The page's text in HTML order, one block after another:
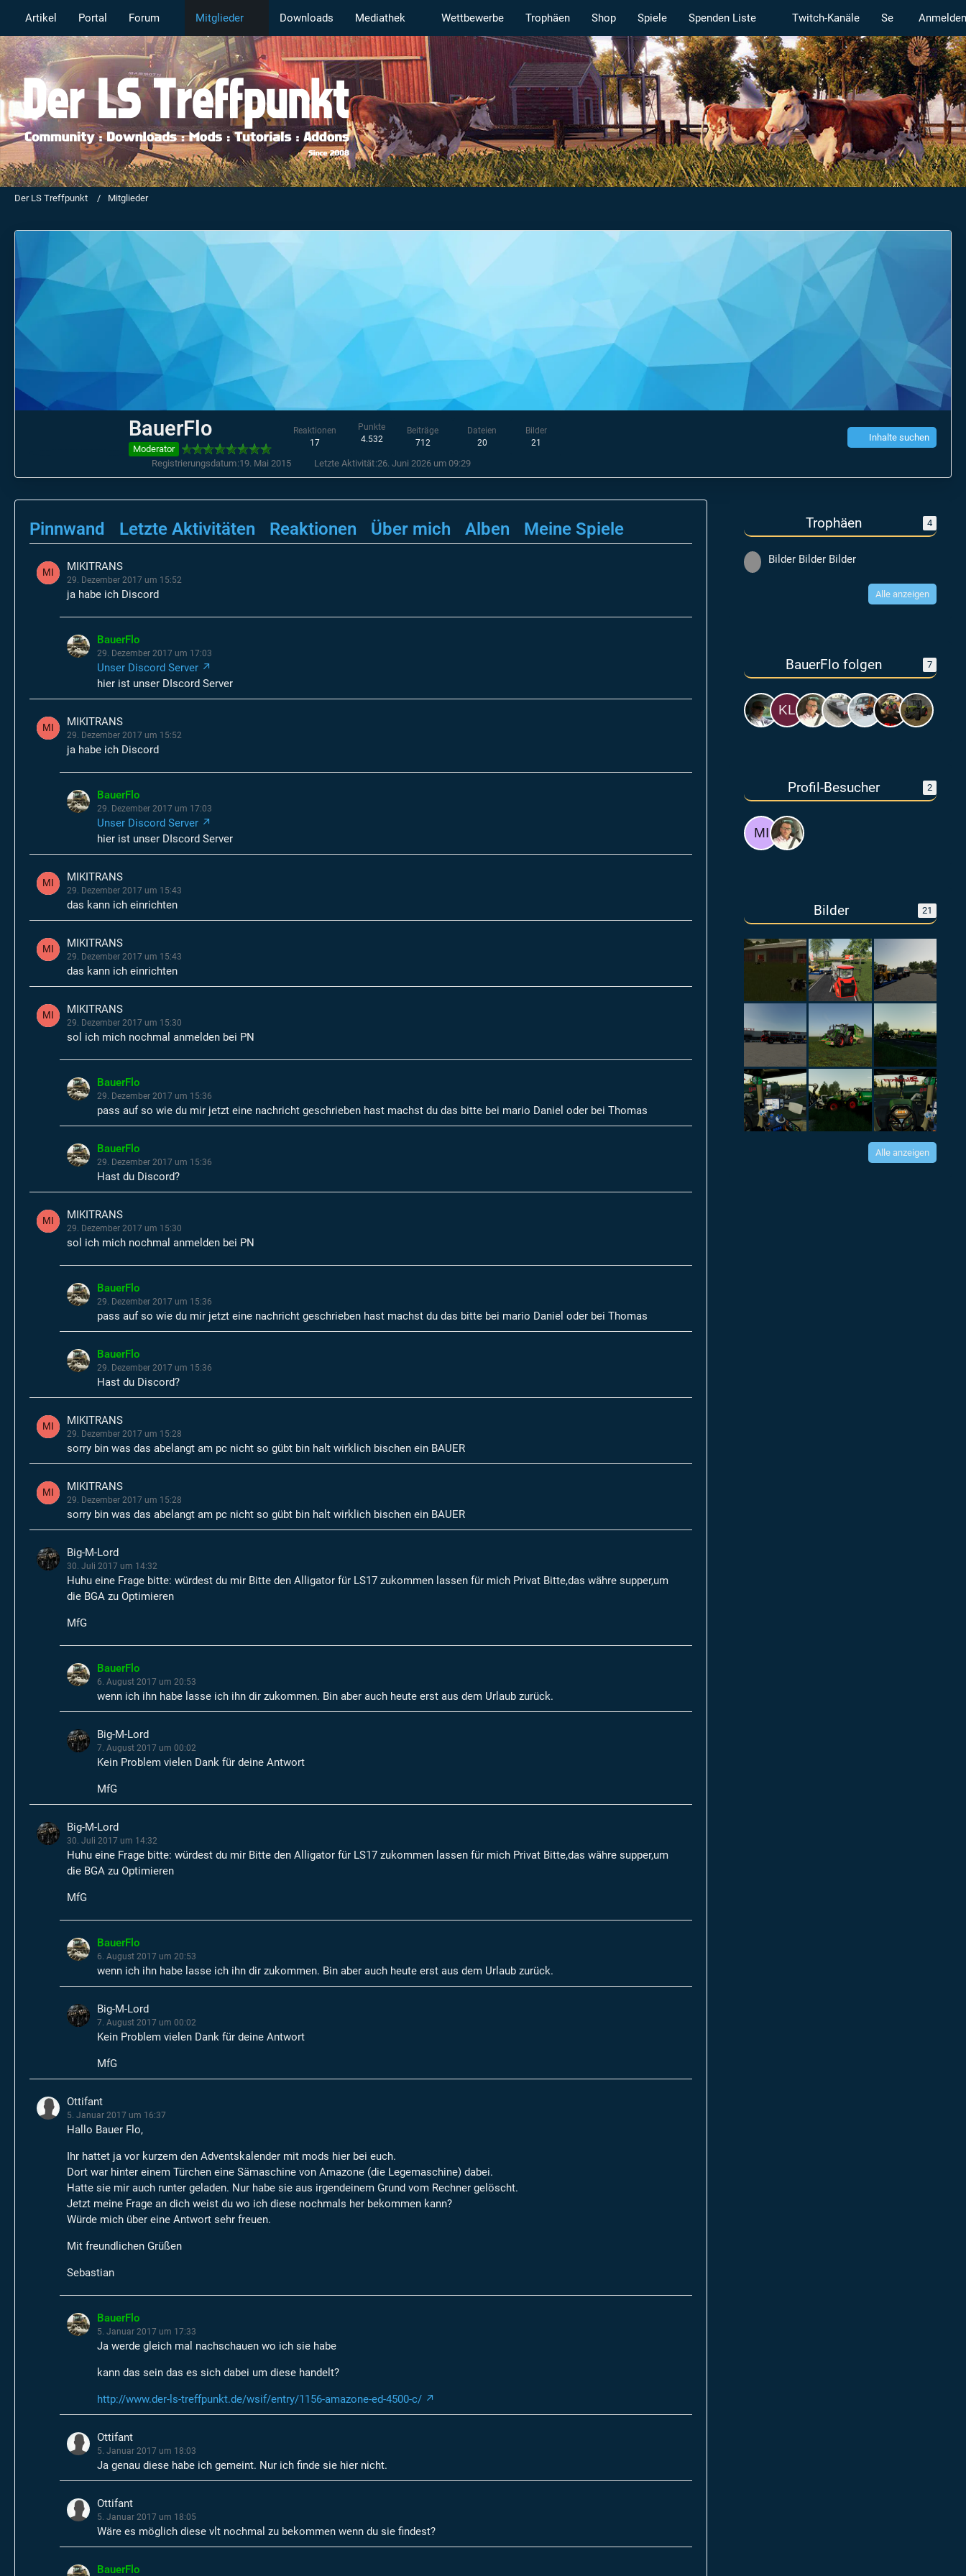
Artikel Portal Forum Mitglieder Downloads Mediathek Wettbewerbe Trophäen Shop Spiele Spenden Liste Twitch-Kanäle ServerstatusAnmelden
Der LS Treffpunkt Mitglieder
BauerFlo
Moderator
Reaktionen
17
Punkte
4.532
Beiträge
712
Dateien
20
Bilder
21
Inhalte suchen
Registrierungsdatum 19. Mai 2015 Letzte Aktivität 26. Juni 2026 um 09:29
Pinnwand Letzte Aktivitäten Reaktionen Über mich Alben Meine Spiele
MIKITRANS
29. Dezember 2017 um 15:52
ja habe ich Discord
BauerFlo
29. Dezember 2017 um 17:03
Unser Discord Server
hier ist unser DIscord Server
MIKITRANS
29. Dezember 2017 um 15:52
ja habe ich Discord
BauerFlo
29. Dezember 2017 um 17:03
Unser Discord Server
hier ist unser DIscord Server
MIKITRANS
29. Dezember 2017 um 15:43
das kann ich einrichten
MIKITRANS
29. Dezember 2017 um 15:43
das kann ich einrichten
MIKITRANS
29. Dezember 2017 um 15:30
sol ich mich nochmal anmelden bei PN
BauerFlo
29. Dezember 2017 um 15:36
pass auf so wie du mir jetzt eine nachricht geschrieben hast machst du das bitte bei mario Daniel oder bei Thomas
BauerFlo
29. Dezember 2017 um 15:36
Hast du Discord?
MIKITRANS
29. Dezember 2017 um 15:30
sol ich mich nochmal anmelden bei PN
BauerFlo
29. Dezember 2017 um 15:36
pass auf so wie du mir jetzt eine nachricht geschrieben hast machst du das bitte bei mario Daniel oder bei Thomas
BauerFlo
29. Dezember 2017 um 15:36
Hast du Discord?
MIKITRANS
29. Dezember 2017 um 15:28
sorry bin was das abelangt am pc nicht so gübt bin halt wirklich bischen ein BAUER
MIKITRANS
29. Dezember 2017 um 15:28
sorry bin was das abelangt am pc nicht so gübt bin halt wirklich bischen ein BAUER
Big-M-Lord
30. Juli 2017 um 14:32
Huhu eine Frage bitte: würdest du mir Bitte den Alligator für LS17 zukommen lassen für mich Privat Bitte,das währe supper,um
die BGA zu Optimieren
MfG
BauerFlo
6. August 2017 um 20:53
wenn ich ihn habe lasse ich ihn dir zukommen. Bin aber auch heute erst aus dem Urlaub zurück.
Big-M-Lord
7. August 2017 um 00:02
Kein Problem vielen Dank für deine Antwort
MfG
Big-M-Lord
30. Juli 2017 um 14:32
Huhu eine Frage bitte: würdest du mir Bitte den Alligator für LS17 zukommen lassen für mich Privat Bitte,das währe supper,um
die BGA zu Optimieren
MfG
BauerFlo
6. August 2017 um 20:53
wenn ich ihn habe lasse ich ihn dir zukommen. Bin aber auch heute erst aus dem Urlaub zurück.
Big-M-Lord
7. August 2017 um 00:02
Kein Problem vielen Dank für deine Antwort
MfG
Ottifant
5. Januar 2017 um 16:37
Hallo Bauer Flo,
Ihr hattet ja vor kurzem den Adventskalender mit mods hier bei euch.
Dort war hinter einem Türchen eine Sämaschine von Amazone (die Legemaschine) dabei.
Hatte sie mir auch runter geladen. Nur habe sie aus irgendeinem Grund vom Rechner gelöscht.
Jetzt meine Frage an dich weist du wo ich diese nochmals her bekommen kann?
Würde mich über eine Antwort sehr freuen.
Mit freundlichen Grüßen
Sebastian
BauerFlo
5. Januar 2017 um 17:33
Ja werde gleich mal nachschauen wo ich sie habe
kann das sein das es sich dabei um diese handelt?
http://www.der-ls-treffpunkt.de/wsif/entry/1156-amazone-ed-4500-c/
Ottifant
5. Januar 2017 um 18:03
Ja genau diese habe ich gemeint. Nur ich finde sie hier nicht.
Ottifant
5. Januar 2017 um 18:05
Wäre es möglich diese vlt nochmal zu bekommen wenn du sie findest?
BauerFlo
Trophäen 4
Bilder Bilder Bilder
Alle anzeigen
BauerFlo folgen 7
Profil-Besucher 2
Bilder 21
Alle anzeigen